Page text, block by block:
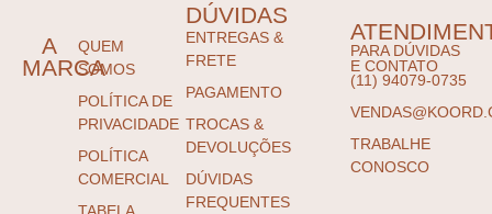
A
MARCA
QUEM
SOMOS
POLÍTICA DE
PRIVACIDADE
POLÍTICA
COMERCIAL
TABELA
DÚVIDAS
ENTREGAS &
FRETE
PAGAMENTO
TROCAS &
DEVOLUÇÕES
DÚVIDAS
FREQUENTES
PARA DÚVIDAS
E CONTATO
(11) 94079-0735
TRABALHE
CONOSCO